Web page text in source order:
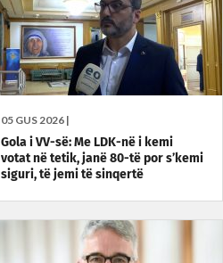
05 GUS 2026 |
Gola i VV-së: Me LDK-në i kemi
votat në tetik, janë 80-të por s’kemi
siguri, të jemi të sinqertë